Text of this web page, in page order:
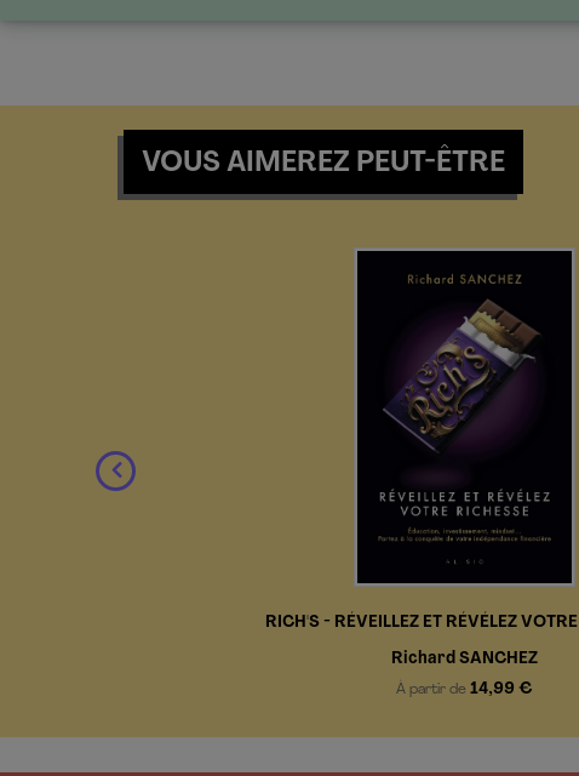
VOUS AIMEREZ PEUT-ÊTRE
RICH'S - RÉVEILLEZ ET RÉVÉLEZ
Richard SANCHEZ
À partir de14,99 €